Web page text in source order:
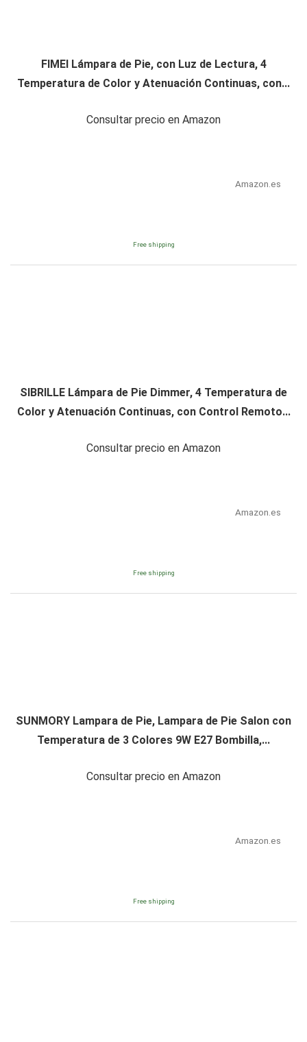
FIMEI Lámpara de Pie, con Luz de Lectura, 4
Temperatura de Color y Atenuación Continuas, con...
Consultar precio en Amazon
Amazon.es
Free shipping
SIBRILLE Lámpara de Pie Dimmer, 4 Temperatura de
Color y Atenuación Continuas, con Control Remoto...
Consultar precio en Amazon
Amazon.es
Free shipping
SUNMORY Lampara de Pie, Lampara de Pie Salon con
Temperatura de 3 Colores 9W E27 Bombilla,...
Consultar precio en Amazon
Amazon.es
Free shipping